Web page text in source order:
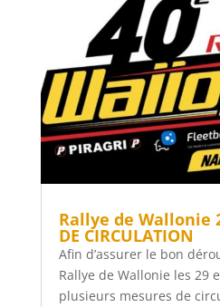
Rallye de Wallonie
DE CIRCULATION
Afin d’assurer le bon
Rallye de Wallonie les 29
plusieurs mesures de